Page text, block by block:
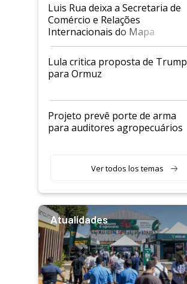
Luis Rua deixa a Secretaria de
Comércio e Relações
Internacionais do Mapa
Lula critica proposta de Trump
para Ormuz
Projeto prevê porte de arma
para auditores agropecuários
Ver todos los temas
Atualidades